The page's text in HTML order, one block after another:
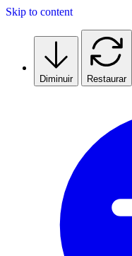
Skip to content
Diminuir Restaurar